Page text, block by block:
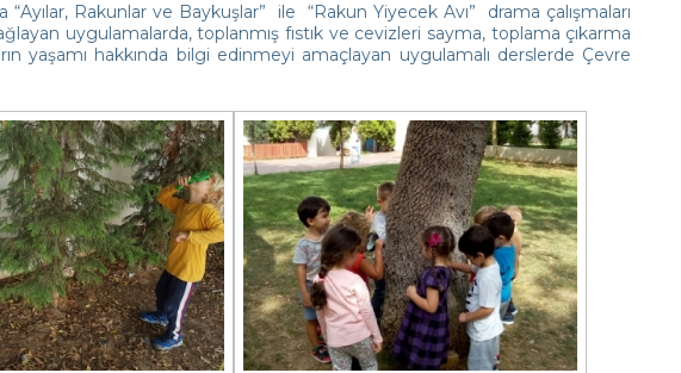
Rakunlar ve Baykuşlar” ile “Rakun Yiyecek Avı” drama çalışmaları
uygulamalarda, toplanmış fıstık ve cevizleri sayma, toplama çıkarma
yaşamı hakkında bilgi edinmeyi amaçlayan uygulamalı derslerde Çevre